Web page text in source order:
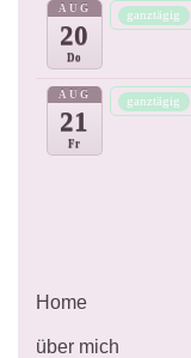
AUG
20
Do
ganztägig
AUG
21
Fr
ganztägig
Home
über mich